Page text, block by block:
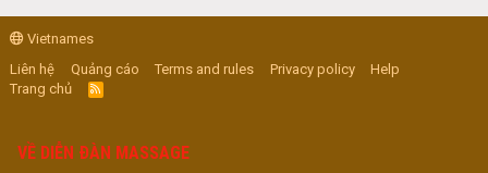
Vietnames
Liên hệ
Quảng cáo Terms and rules Privacy policy
Help
Trang chủ
R
S
VỀ DIỄN ĐÀN MASSAGE